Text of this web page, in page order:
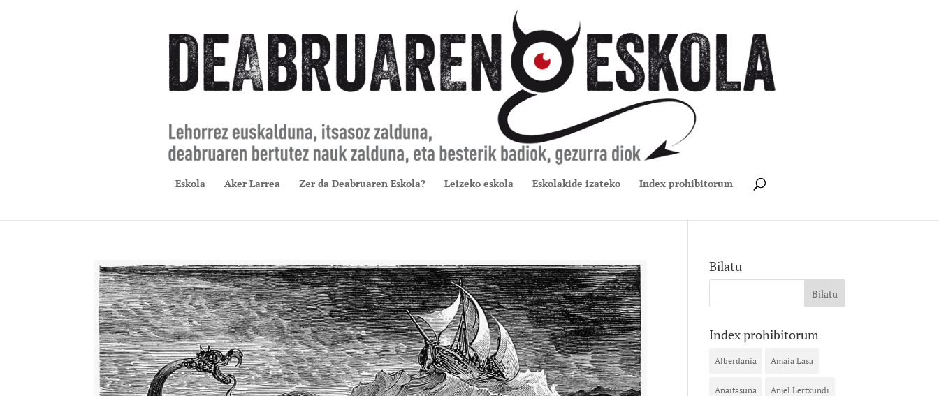
Eskola Aker Larrea Zer da Deabruaren Eskola? Leizeko eskola Eskolakide izateko Index prohibitorum
Bilatu
Index prohibitorum
Alberdania Amaia Lasa
Anaitasuna Anjel Lertxundi